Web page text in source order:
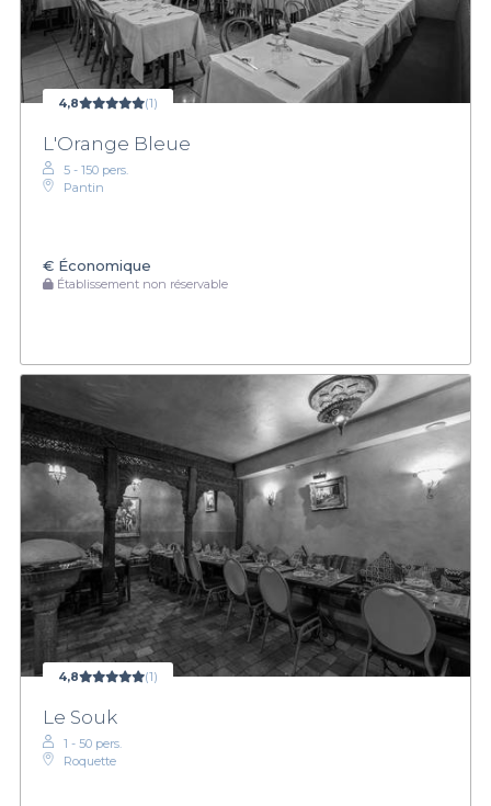
4,8 (1)
L'Orange Bleue
5 - 150 pers.
Pantin
€ Économique
Établissement non réservable
4,8 (1)
Le Souk
1 - 50 pers.
Roquette